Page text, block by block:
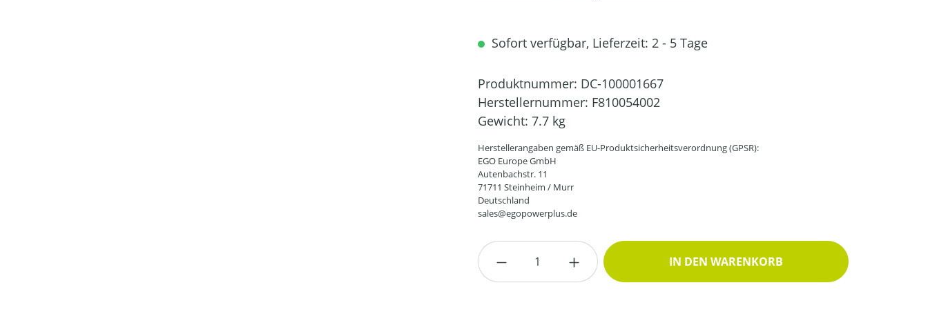
Sofort verfügbar, Lieferzeit: 2 - 5 Tage
Produktnummer: DC-100001667
Herstellernummer: F810054002
Gewicht: 7.7 kg
Herstellerangaben gemäß EU-Produktsicherheitsverordnung (GPSR):
EGO Europe GmbH
Autenbachstr. 11
71711 Steinheim / Murr
Deutschland
sales@egopowerplus.de
Produkt Anzahl: Gib den gewünschten Wert ein oder
IN DEN WARENKORB